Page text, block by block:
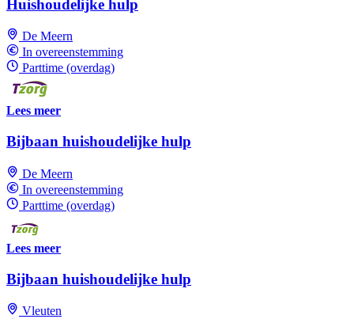
Huishoudelijke hulp
De Meern
In overeenstemming
Parttime (overdag)
Lees meer
Bijbaan huishoudelijke hulp
De Meern
In overeenstemming
Parttime (overdag)
Lees meer
Bijbaan huishoudelijke hulp
Vleuten